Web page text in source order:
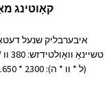
קאָוטינג
איבערבליק שנעל